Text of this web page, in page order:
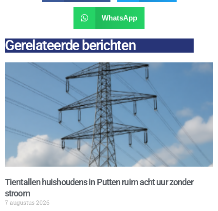
WhatsApp
Gerelateerde berichten
Tientallen huishoudens in Putten ruim acht uur zonder
stroom
7 augustus 2026